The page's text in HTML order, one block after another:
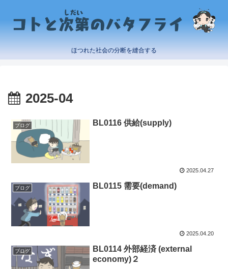
ほつれた社会の分断を縫合する
2025-04
ブログ BL0116 供給(supply)
2025.04.27
ブログ BL0115 需要(demand)
2025.04.20
ブログ
BL0114 外部経済 (external
economy)２